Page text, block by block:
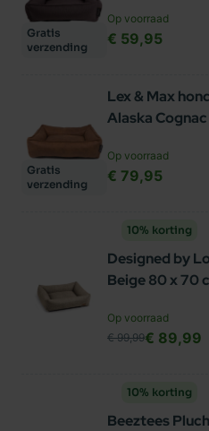
Gratis
verzending
Op voorraad
€ 59,95
Gratis
verzending
Lex & Max
Alaska
Op voorraad
€ 79,95
10% korting
Designed by
Beige 80 x 70
Op voorraad
€ 99,99€ 89,99
10% korting
Beeztees